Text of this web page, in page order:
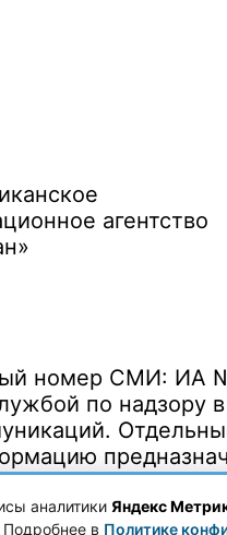
агентство
номер СМИ: ИА
по надзору
аналитики Яндекс
Подробнее в Политике